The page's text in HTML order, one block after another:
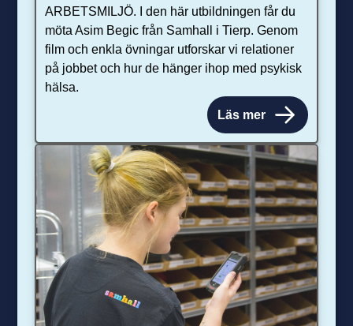
ARBETSMILJÖ. I den här utbildningen får du
möta Asim Begic från Samhall i Tierp. Genom
film och enkla övningar utforskar vi relationer
på jobbet och hur de hänger ihop med psykisk
hälsa.
Läs mer